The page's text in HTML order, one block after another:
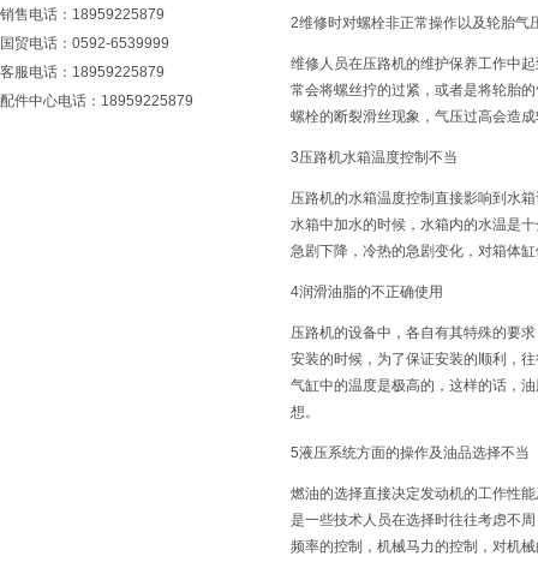
销售电话： 18959225879
国贸电话：0592-6539999
客服电话：18959225879
配件中心电话：18959225879
2维修时对螺栓非正常操作以及轮胎气
维修人员在压路机的维护保养工作中
常会将螺丝拧的过紧，或者是将轮胎
螺栓的断裂滑丝现象，气压过高会造
3压路机水箱温度控制不当
压路机的水箱温度控制直接影响到水
水箱中加水的时候，水箱内的水温是
急剧下降，冷热的急剧变化，对箱体
4润滑油脂的不正确使用
压路机的设备中，各自有其特殊的要
安装的时候，为了保证安装的顺利，
气缸中的温度是极高的，这样的话，
想。
5液压系统方面的操作及油品选择不当
燃油的选择直接决定发动机的工作性
是一些技术人员在选择时往往考虑不
频率的控制，机械马力的控制，对机